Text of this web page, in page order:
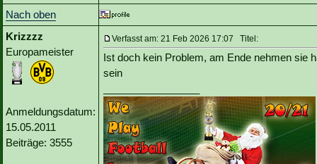
Nach oben
Krizzzz
Europameister
Anmeldungsdatum:
15.05.2011
Beiträge: 3555
Verfasst am: 21 Feb 2026 17:07 Titel:
Ist doch kein Problem, am Ende nehmen sie
sein